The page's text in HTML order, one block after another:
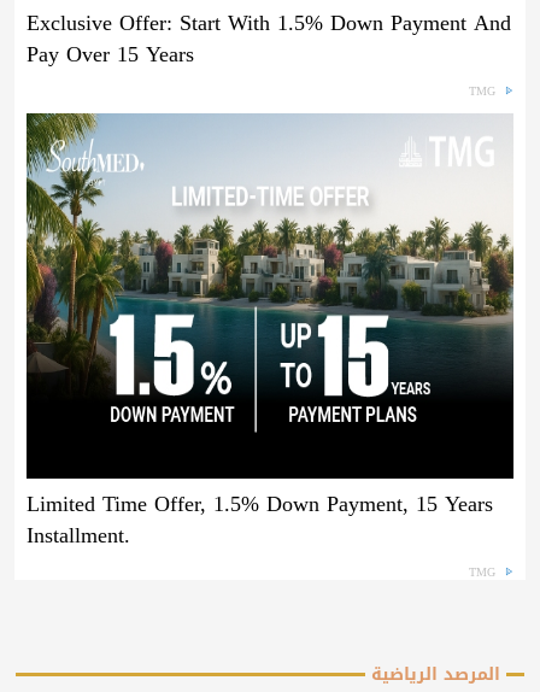
Exclusive Offer: Start With 1.5% Down Payment And
Pay Over 15 Years
TMG
Limited Time Offer, 1.5% Down Payment, 15 Years
Installment.
TMG
المرصد الرياضية